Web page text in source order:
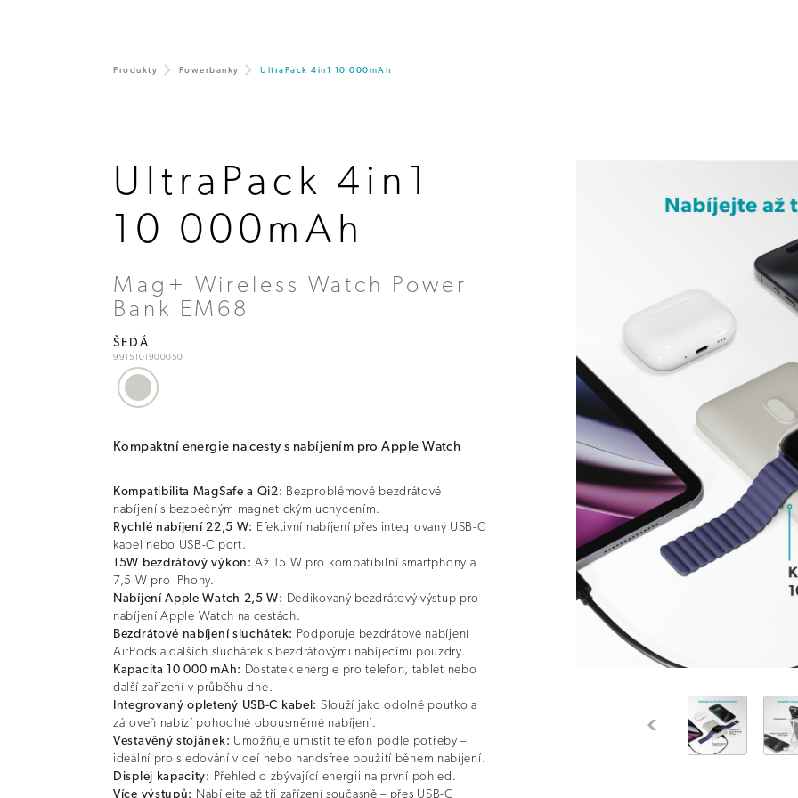
Produkty Powerbanky UltraPack 4in1 10 000mAh
UltraPack 4in1
10 000mAh
Mag+ Wireless Watch Power
Bank EM68
9915101900050
ŠEDÁ
Previous
Kompaktní energie na cesty s nabíjením pro Apple Watch
Kompatibilita MagSafe a Qi2: Bezproblémové bezdrátové
nabíjení s bezpečným magnetickým uchycením.
Rychlé nabíjení 22,5 W: Efektivní nabíjení přes integrovaný USB-C
kabel nebo USB-C port.
15W bezdrátový výkon: Až 15 W pro kompatibilní smartphony a
7,5 W pro iPhony.
Nabíjení Apple Watch 2,5 W: Dedikovaný bezdrátový výstup pro
nabíjení Apple Watch na cestách.
Bezdrátové nabíjení sluchátek: Podporuje bezdrátové nabíjení
AirPods a dalších sluchátek s bezdrátovými nabíjecími pouzdry.
Kapacita 10 000 mAh: Dostatek energie pro telefon, tablet nebo
další zařízení v průběhu dne.
Integrovaný opletený USB-C kabel: Slouží jako odolné poutko a
zároveň nabízí pohodlné obousměrné nabíjení.
Vestavěný stojánek: Umožňuje umístit telefon podle potřeby –
ideální pro sledování videí nebo handsfree použití během nabíjení.
Displej kapacity: Přehled o zbývající energii na první pohled.
Více výstupů: Nabíjejte až tři zařízení současně – přes USB-C